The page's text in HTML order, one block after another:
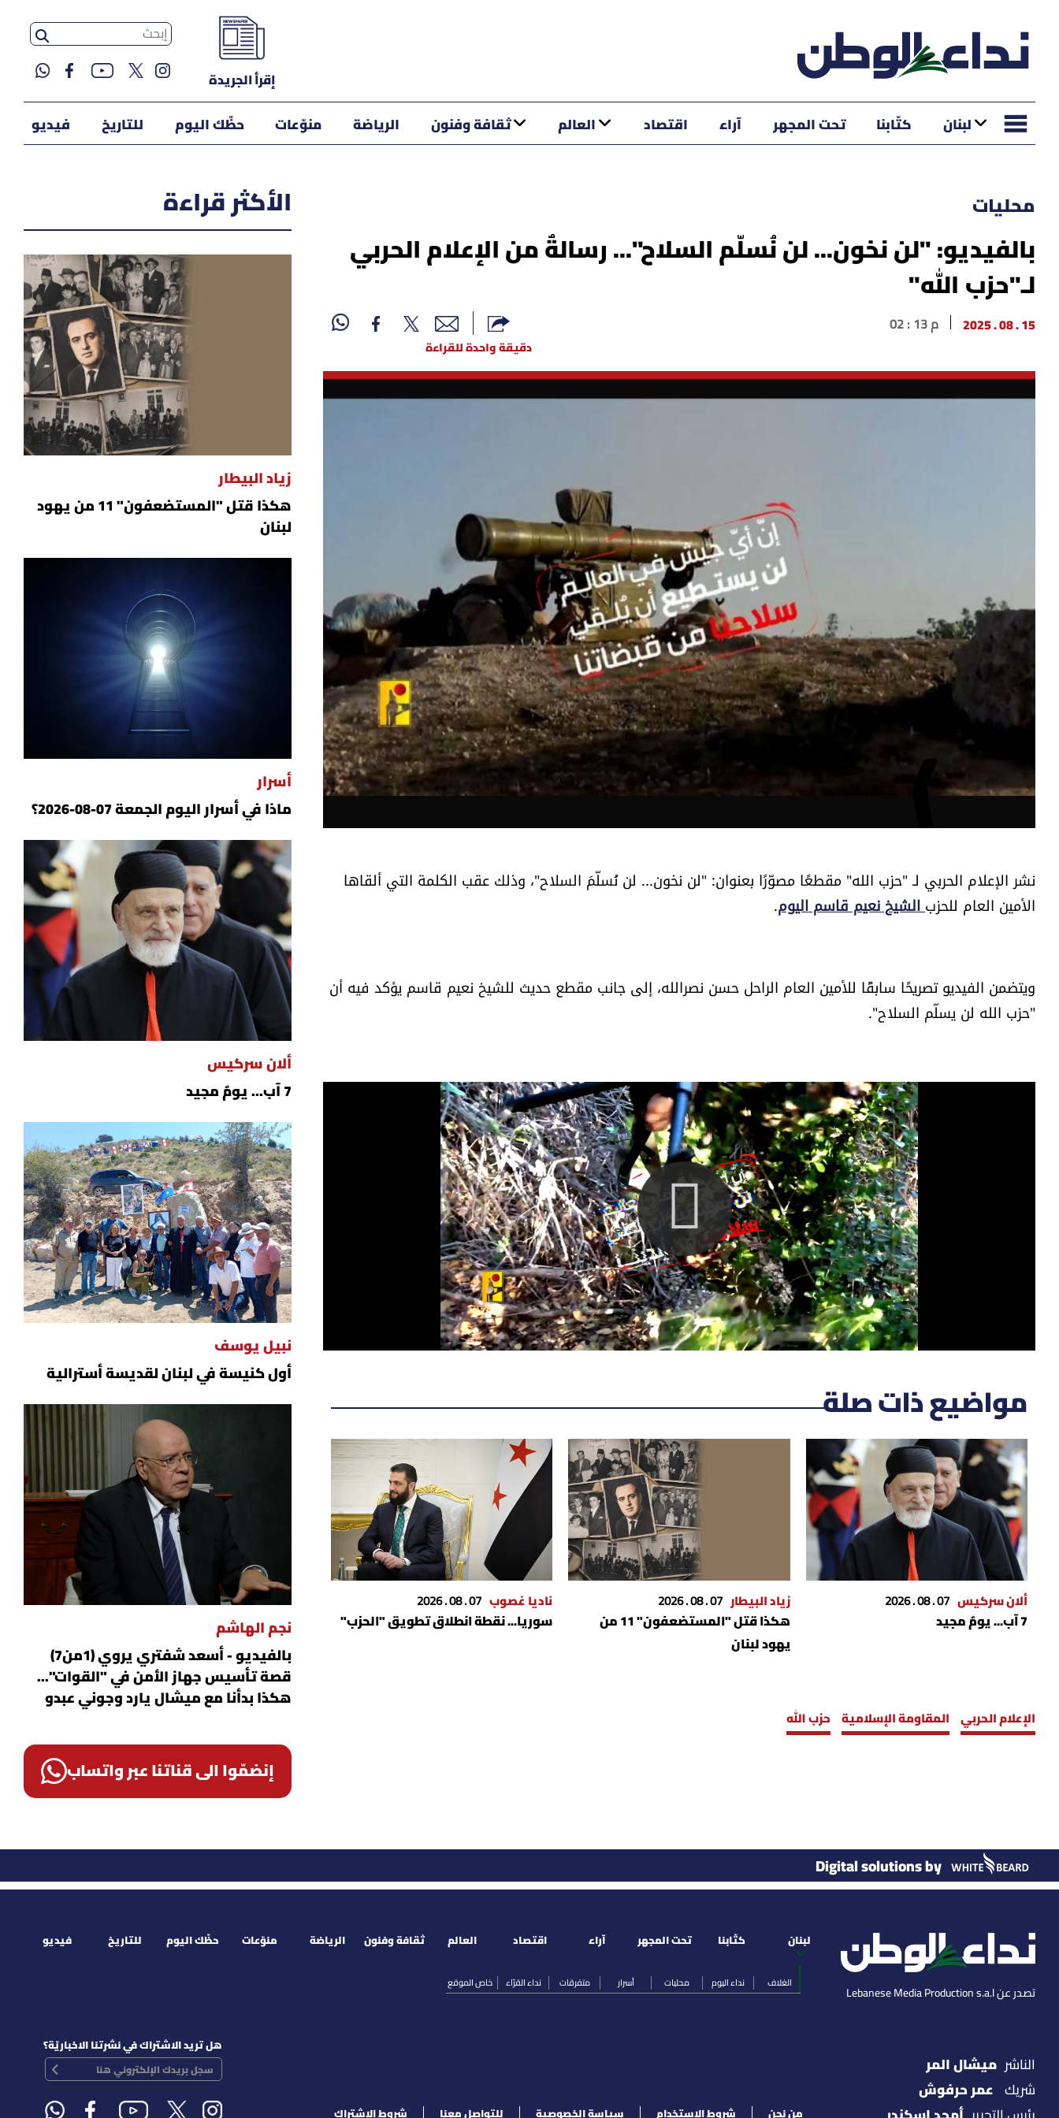
إقرأ الجريدة
لبنان كتّابنا تحت المجهر آراء اقتصاد العالم ثقافة وفنون الرياضة منوّعات حظّك اليوم للتاريخ فيديو
محليات
بالفيديو: "لن نخون... لن نُسلّم السلاح"... رسالةٌ من الإعلام الحربي
لـ"حزب الله"
15 . 08 . 2025 02 : 13 م
دقيقة واحدة للقراءة
نشر الإعلام الحربي لـ "حزب الله" مقطعًا مصوّرًا بعنوان: "لن نخون... لن نُسلّمَ السلاح"، وذلك عقب الكلمة التي ألقاها
الأمين العام للحزبالشيخ نعيم قاسم اليوم.
ويتضمن الفيديو تصريحًا سابقًا للأمين العام الراحل حسن نصرالله، إلى جانب مقطع حديث للشيخ نعيم قاسم يؤكد فيه أن
"حزب الله لن يسلّم السلاح".
مواضيع ذات صلة
ألان سركيس 07 . 08 . 2026
7 آب... يومٌ مجيد
زياد البيطار 07 . 08 . 2026
هكذا قتل "المستضعفون" 11 من
يهود لبنان
ناديا غصوب 07 . 08 . 2026
سوريا... نقطة انطلاق تطويق "الحزب"
الإعلام الحربي المقاومة الإسلامية حزب الله
الأكثر قراءة
زياد البيطار
هكذا قتل "المستضعفون" 11 من يهود
لبنان
أسرار
ماذا في أسرار اليوم الجمعة 07-08-2026؟
ألان سركيس
7 آب... يومٌ مجيد
نبيل يوسف
أول كنيسة في لبنان لقديسة أسترالية
نجم الهاشم
بالفيديو - أسعد شفتري يروي (1من7)
قصة تأسيس جهاز الأمن في "القوات"...
هكذا بدأنا مع ميشال يارد وجوني عبدو
إنضمّوا الى قناتنا عبر واتساب
Digital solutions by
تصدر عن Lebanese Media Production s.a.l
لبنان
الغلاف نداء اليوم محليات أسرار متفرقات نداء القرّاء خاص الموقع
كتّابنا تحت المجهر آراء اقتصاد العالم ثقافة وفنون الرياضة منوّعات حظّك اليوم للتاريخ فيديو
الناشر ميشال المر
شريك عمر حرفوش
من نحن شروط الإستخدام سياسة الخصوصية للتواصل معنا شروط الإشتراك
هل تريد الاشتراك في نشرتنا الاخباريّة؟